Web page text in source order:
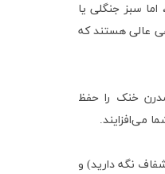
سبز جنگلی یا
عالی هستند که
خنک را حفظ
می‌افزایند.
نگه دارید) و